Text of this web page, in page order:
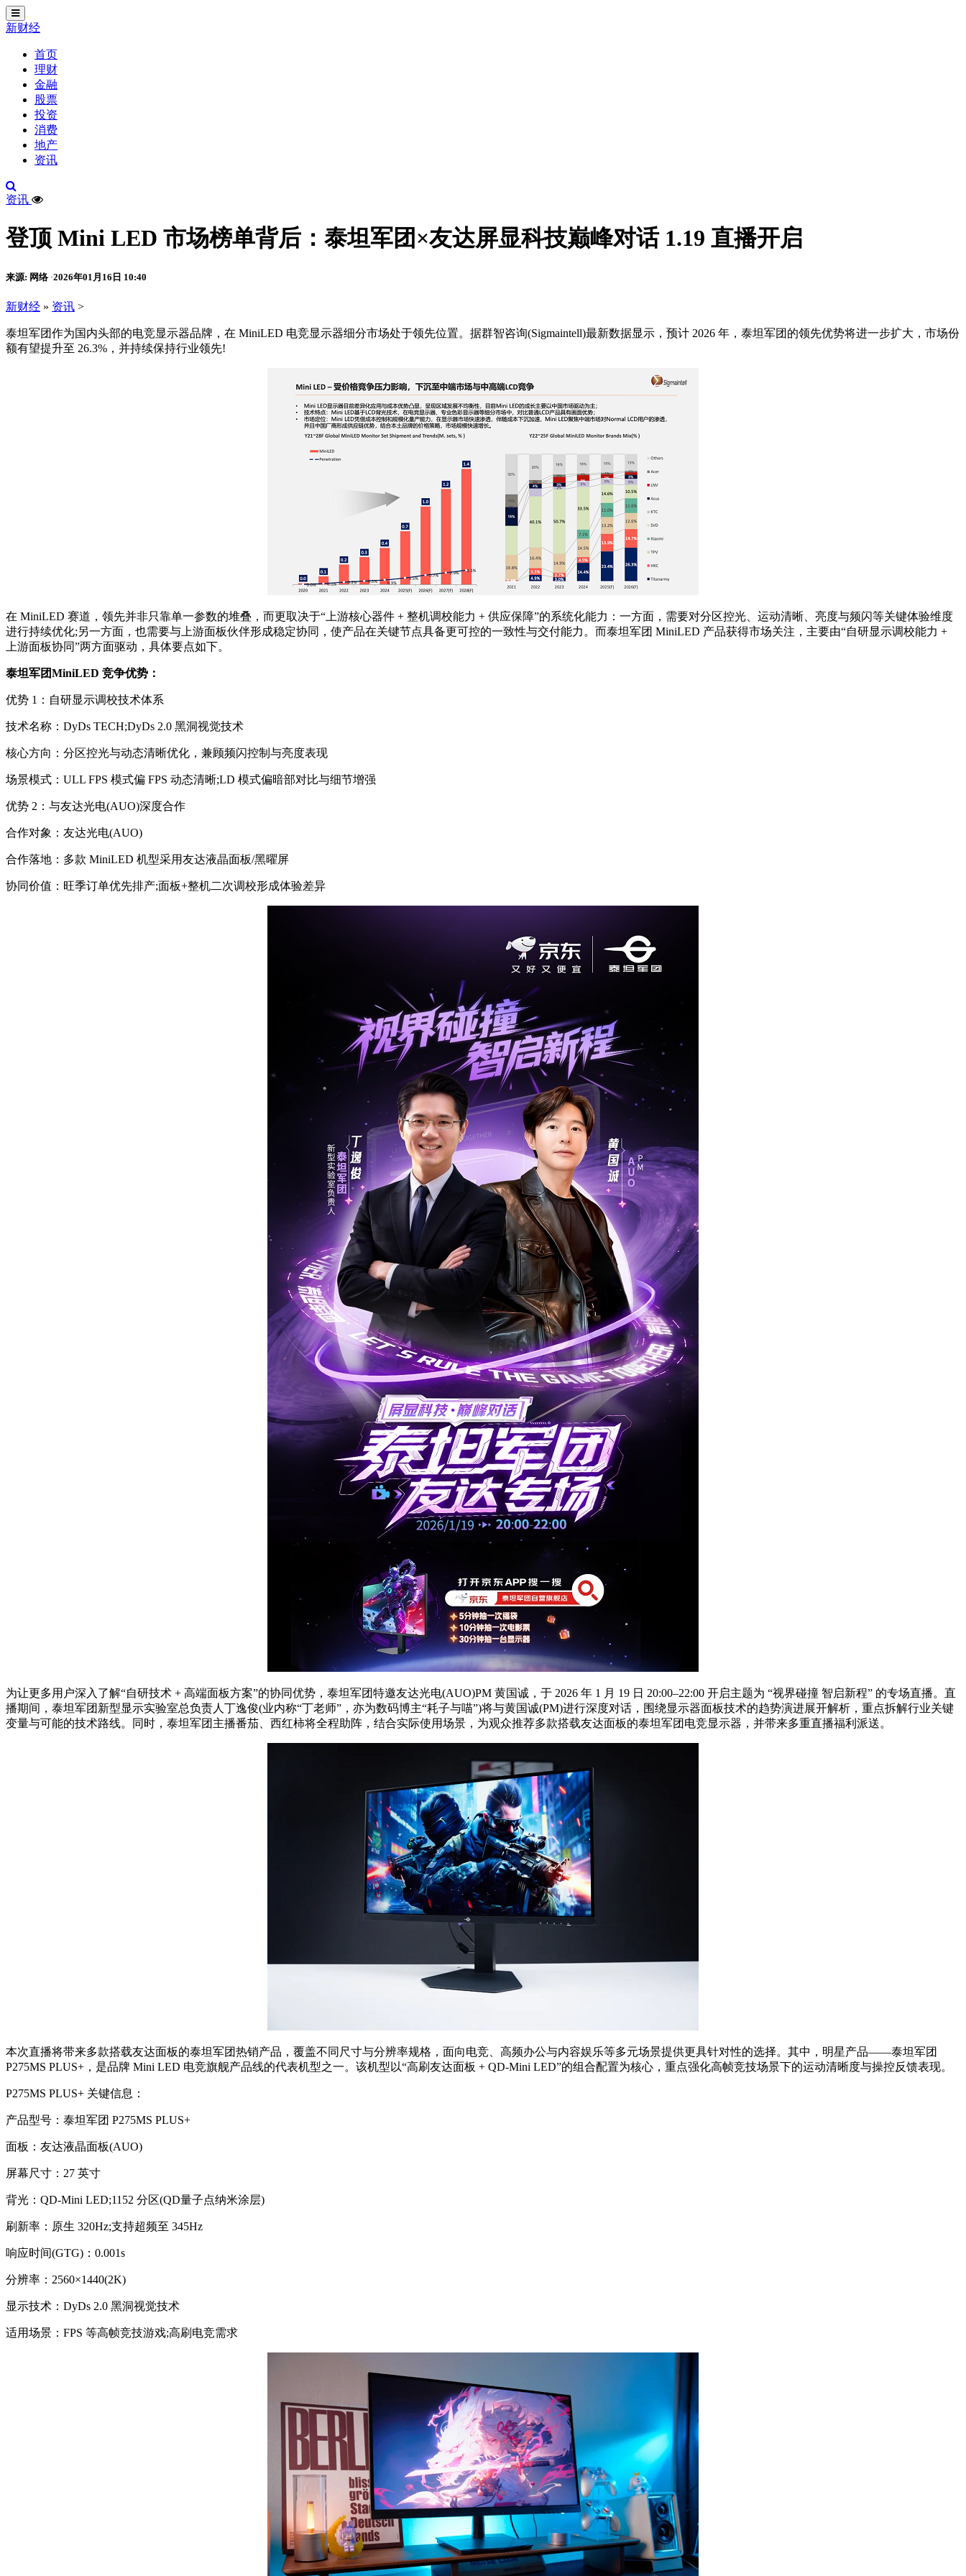
切
换
新财经
首页
理财
金融
股票
投资
消费
地产
资讯
资讯
登顶 Mini LED 市场榜单背后：泰坦军团×友达屏显科技巅峰对话 1.19 直播开启
来源: 网络 ·2026年01月16日 10:40
新财经 » 资讯 >
泰坦军团作为国内头部的电竞显示器品牌，在 MiniLED 电竞显示器细分市场处于领先位置。据群智咨询(Sigmaintell)最新数据显示，预计 2026 年，泰坦军团的领先优势将进一步扩大，市场份
额有望提升至 26.3%，并持续保持行业领先!
在 MiniLED 赛道，领先并非只靠单一参数的堆叠，而更取决于“上游核心器件 + 整机调校能力 + 供应保障”的系统化能力：一方面，需要对分区控光、运动清晰、亮度与频闪等关键体验维度
进行持续优化;另一方面，也需要与上游面板伙伴形成稳定协同，使产品在关键节点具备更可控的一致性与交付能力。而泰坦军团 MiniLED 产品获得市场关注，主要由“自研显示调校能力 +
上游面板协同”两方面驱动，具体要点如下。
泰坦军团MiniLED 竞争优势：
优势 1：自研显示调校技术体系
技术名称：DyDs TECH;DyDs 2.0 黑洞视觉技术
核心方向：分区控光与动态清晰优化，兼顾频闪控制与亮度表现
场景模式：ULL FPS 模式偏 FPS 动态清晰;LD 模式偏暗部对比与细节增强
优势 2：与友达光电(AUO)深度合作
合作对象：友达光电(AUO)
合作落地：多款 MiniLED 机型采用友达液晶面板/黑曜屏
协同价值：旺季订单优先排产;面板+整机二次调校形成体验差异
为让更多用户深入了解“自研技术 + 高端面板方案”的协同优势，泰坦军团特邀友达光电(AUO)PM 黄国诚，于 2026 年 1 月 19 日 20:00–22:00 开启主题为 “视界碰撞 智启新程” 的专场直播。直
播期间，泰坦军团新型显示实验室总负责人丁逸俊(业内称“丁老师”，亦为数码博主“耗子与喵”)将与黄国诚(PM)进行深度对话，围绕显示器面板技术的趋势演进展开解析，重点拆解行业关键
变量与可能的技术路线。同时，泰坦军团主播番茄、西红柿将全程助阵，结合实际使用场景，为观众推荐多款搭载友达面板的泰坦军团电竞显示器，并带来多重直播福利派送。
本次直播将带来多款搭载友达面板的泰坦军团热销产品，覆盖不同尺寸与分辨率规格，面向电竞、高频办公与内容娱乐等多元场景提供更具针对性的选择。其中，明星产品——泰坦军团
P275MS PLUS+，是品牌 Mini LED 电竞旗舰产品线的代表机型之一。该机型以“高刷友达面板 + QD-Mini LED”的组合配置为核心，重点强化高帧竞技场景下的运动清晰度与操控反馈表现。
P275MS PLUS+ 关键信息：
产品型号：泰坦军团 P275MS PLUS+
面板：友达液晶面板(AUO)
屏幕尺寸：27 英寸
背光：QD-Mini LED;1152 分区(QD量子点纳米涂层)
刷新率：原生 320Hz;支持超频至 345Hz
响应时间(GTG)：0.001s
分辨率：2560×1440(2K)
显示技术：DyDs 2.0 黑洞视觉技术
适用场景：FPS 等高帧竞技游戏;高刷电竞需求